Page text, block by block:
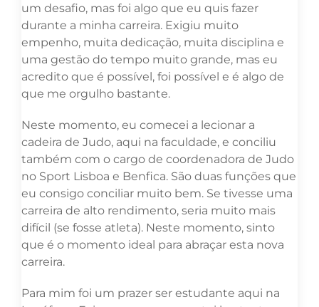
um desafio, mas foi algo que eu quis fazer
durante a minha carreira. Exigiu muito
empenho, muita dedicação, muita disciplina e
uma gestão do tempo muito grande, mas eu
acredito que é possível, foi possível e é algo de
que me orgulho bastante.
Neste momento, eu comecei a lecionar a
cadeira de Judo, aqui na faculdade, e conciliu
também com o cargo de coordenadora de Judo
no Sport Lisboa e Benfica. São duas funções que
eu consigo conciliar muito bem. Se tivesse uma
carreira de alto rendimento, seria muito mais
difícil (se fosse atleta). Neste momento, sinto
que é o momento ideal para abraçar esta nova
carreira.
Para mim foi um prazer ser estudante aqui na